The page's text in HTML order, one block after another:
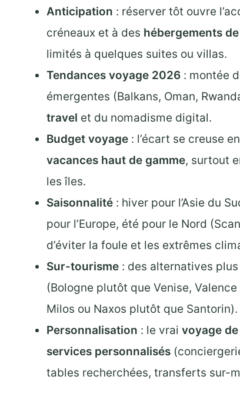
Anticipation : réserver tôt ouvre
créneaux et à des hébergements
limités à quelques suites ou villas.
Tendances voyage 2026: montée
émergentes (Balkans, Oman,
travel et du nomadisme digital.
Budget voyage: l’écart se creuse
vacances haut de gamme, surtout
les îles.
Saisonnalité: hiver pour l’Asie du
pour l’Europe, été pour le Nord
d’éviter la foule et les extrêmes
Sur-tourisme: des alternatives
(Bologne plutôt que Venise,
Milos ou Naxos plutôt que Santorin).
Personnalisation : le vrai voyage
services personnalisés
tables recherchées, transferts sur-